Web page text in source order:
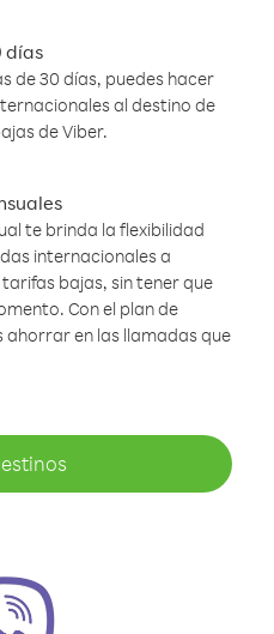
días
de 30 días, puedes hacer
al destino de
de Viber.
te brinda la flexibilidad
internacionales a
bajas, sin tener que
Con el plan de
ahorrar en las llamadas que